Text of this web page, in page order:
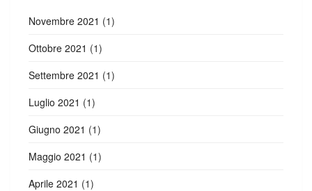
Novembre 2021 (1)
Ottobre 2021 (1)
Settembre 2021 (1)
Luglio 2021 (1)
Giugno 2021 (1)
Maggio 2021 (1)
Aprile 2021 (1)